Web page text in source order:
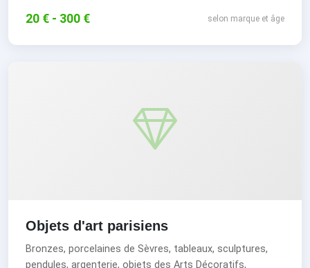
20 € - 300 € selon marque et âge
Objets d'art parisiens
Bronzes, porcelaines de Sèvres, tableaux, sculptures,
pendules, argenterie, objets des Arts Décoratifs,